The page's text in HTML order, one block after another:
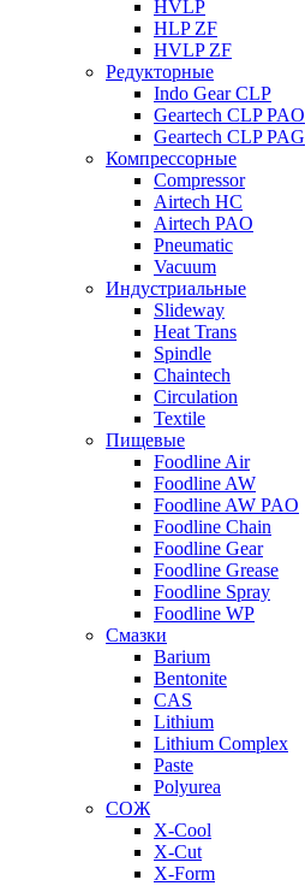
HVLP
HLP ZF
HVLP ZF
Редукторные
Indo Gear CLP
Geartech CLP PAO
Geartech CLP PAG
Компрессорные
Compressor
Airtech HC
Airtech PAO
Pneumatic
Vacuum
Индустриальные
Slideway
Heat Trans
Spindle
Chaintech
Circulation
Textile
Пищевые
Foodline Air
Foodline AW
Foodline AW PAO
Foodline Chain
Foodline Gear
Foodline Grease
Foodline Spray
Foodline WP
Смазки
Barium
Bentonite
CAS
Lithium
Lithium Complex
Paste
Polyurea
СОЖ
X-Cool
X-Cut
X-Form